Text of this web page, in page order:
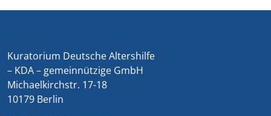
Kuratorium Deutsche Altershilfe
– KDA – gemeinnützige GmbH
Michaelkirchstr. 17-18
10179 Berlin